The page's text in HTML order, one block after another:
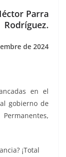
Parra
Rodríguez.
de 2024
en el
gobierno de
¡Total